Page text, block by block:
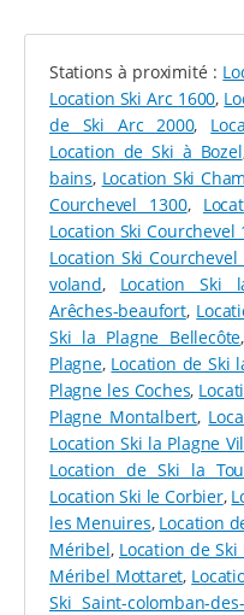
Pour la descente,
skieurs et
alpin comporte1 piste
parfaites pour
âge.
LOUEZ VOS
NOTRE BOUTIQUE
Le ski de fond étant la
Sports vous propose
la location. Sur
vous pouvez louer des
pour la pratique duski
Pour les pistes du
aussi disponibles en
les 7-12 ans et 3
que des snowboards
intermédiaire et des
peut être loué avec un
conseillé.
Stations à proximité :
Location Ski Arc 1600,
de Ski Arc 2000,
Location de Ski à Bozel
bains, Location Ski
Courchevel 1300,
Location Ski Courchevel
Location Ski Courchevel
voland, Location Ski
Arêches-beaufort,
Ski la Plagne Bellecôte,
Plagne, Location de Ski
Plagne les Coches,
Plagne Montalbert,
Location Ski la Plagne
Location de Ski la
Location Ski le Corbier,
les Menuires, Location
Méribel, Location de
Méribel Mottaret,
Ski Saint-colomban-